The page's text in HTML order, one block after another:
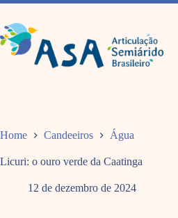
Pular
o
conteúdo
Home Candeeiros Água
Licuri: o ouro verde da Caatinga
12 de dezembro de 2024